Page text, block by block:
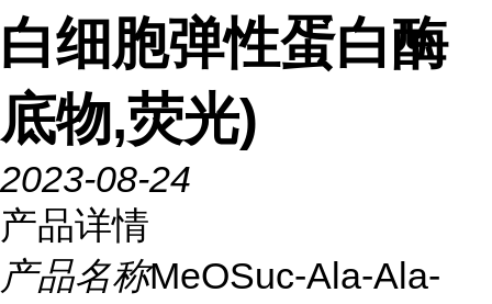
白细胞弹性蛋白酶
底物,荧光)
2023-08-24
产品详情
产品名称MeOSuc-Ala-Ala-